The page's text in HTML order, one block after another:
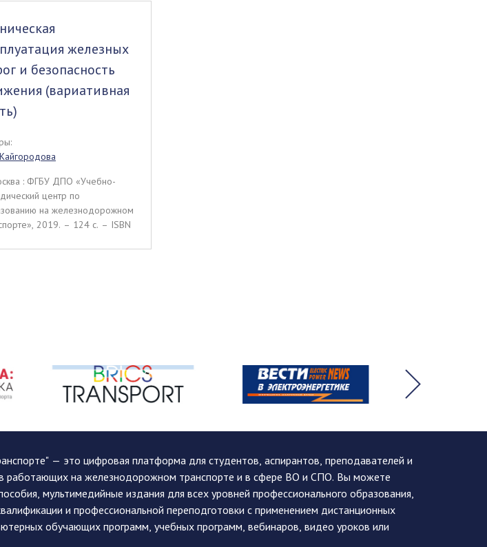
железных
и безопасность
(вариативная
: ФГБУ ДПО «Учебно-
центр по
на железнодорожном
2019. – 124 c. – ISBN
— это цифровая платформа для студентов, аспирантов, преподавателей и
работающих на железнодорожном транспорте и в сфере ВО и СПО. Вы можете
мультимедийные издания для всех уровней профессионального образования,
и профессиональной переподготовки с применением дистанционных
обучающих программ, учебных программ, вебинаров, видео уроков или